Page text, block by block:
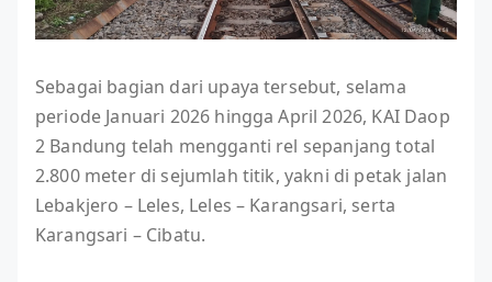
Sebagai bagian dari upaya tersebut, selama
periode Januari 2026 hingga April 2026, KAI Daop
2 Bandung telah mengganti rel sepanjang total
2.800 meter di sejumlah titik, yakni di petak jalan
Lebakjero – Leles, Leles – Karangsari, serta
Karangsari – Cibatu.